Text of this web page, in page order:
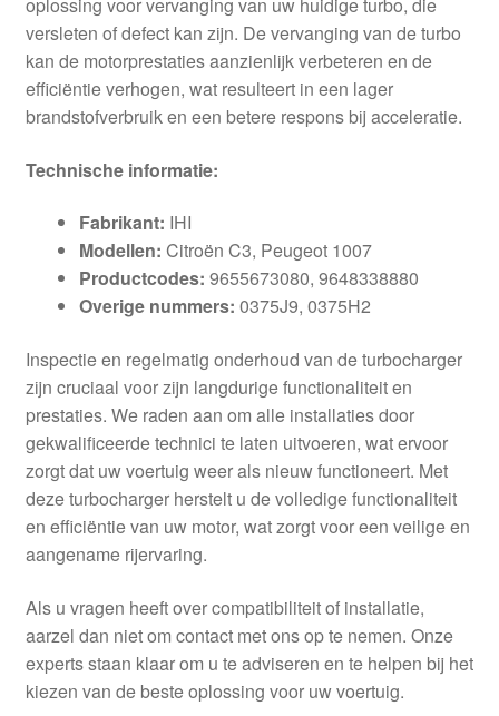
versleten of defect kan zijn. De vervanging van de turbo
kan de motorprestaties aanzienlijk verbeteren en de
efficiëntie verhogen, wat resulteert in een lager
brandstofverbruik en een betere respons bij acceleratie.
Technische informatie:
Fabrikant: IHI
Modellen: Citroën C3, Peugeot 1007
Productcodes: 9655673080, 9648338880
Overige nummers: 0375J9, 0375H2
Inspectie en regelmatig onderhoud van de turbocharger
zijn cruciaal voor zijn langdurige functionaliteit en
prestaties. We raden aan om alle installaties door
gekwalificeerde technici te laten uitvoeren, wat ervoor
zorgt dat uw voertuig weer als nieuw functioneert. Met
deze turbocharger herstelt u de volledige functionaliteit
en efficiëntie van uw motor, wat zorgt voor een veilige en
aangename rijervaring.
Als u vragen heeft over compatibiliteit of installatie,
aarzel dan niet om contact met ons op te nemen. Onze
experts staan klaar om u te adviseren en te helpen bij het
kiezen van de beste oplossing voor uw voertuig.